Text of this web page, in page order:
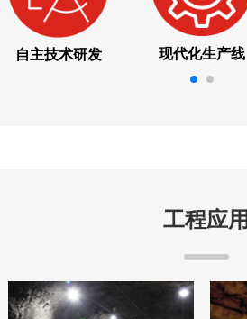
自主技术研发 现代化生产线
工程应用